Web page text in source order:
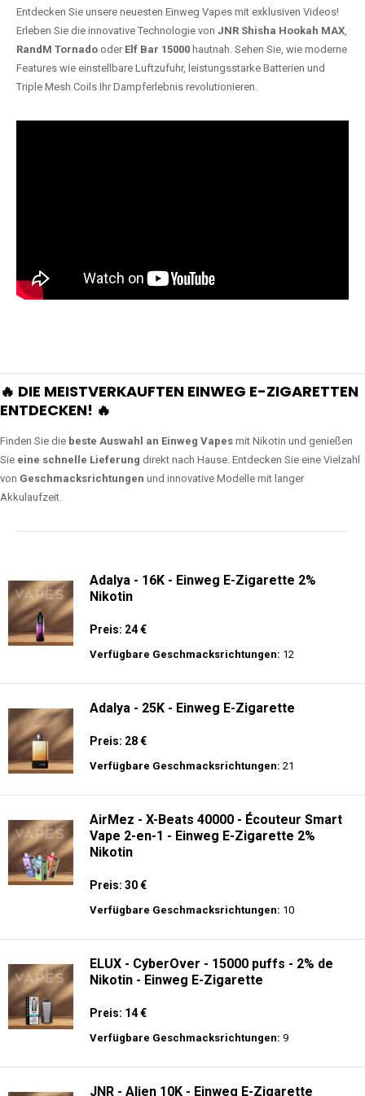
Entdecken Sie unsere neuesten Einweg Vapes mit exklusiven Videos!
Erleben Sie die innovative Technologie von JNR Shisha Hookah MAX,
RandM Tornado oder Elf Bar 15000 hautnah. Sehen Sie, wie moderne
Features wie einstellbare Luftzufuhr, leistungsstarke Batterien und
Triple Mesh Coils Ihr Dampferlebnis revolutionieren.
🔥 DIE MEISTVERKAUFTEN EINWEG E-ZIGARETTEN
ENTDECKEN! 🔥
Finden Sie die beste Auswahl an Einweg Vapes mit Nikotin und genießen
Sie eine schnelle Lieferung direkt nach Hause. Entdecken Sie eine Vielzahl
von Geschmacksrichtungen und innovative Modelle mit langer
Akkulaufzeit.
Adalya - 16K - Einweg E-Zigarette 2%
Nikotin
Preis: 24 €
Verfügbare Geschmacksrichtungen: 12
Adalya - 25K - Einweg E-Zigarette
Preis: 28 €
Verfügbare Geschmacksrichtungen: 21
AirMez - X-Beats 40000 - Écouteur Smart
Vape 2-en-1 - Einweg E-Zigarette 2%
Nikotin
Preis: 30 €
Verfügbare Geschmacksrichtungen: 10
ELUX - CyberOver - 15000 puffs - 2% de
Nikotin - Einweg E-Zigarette
Preis: 14 €
Verfügbare Geschmacksrichtungen: 9
JNR - Alien 10K - Einweg E-Zigarette